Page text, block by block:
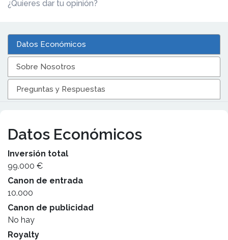
¿Quieres dar tu opinión?
Datos Económicos
Sobre Nosotros
Preguntas y Respuestas
Datos Económicos
Inversión total
99.000 €
Canon de entrada
10.000
Canon de publicidad
No hay
Royalty